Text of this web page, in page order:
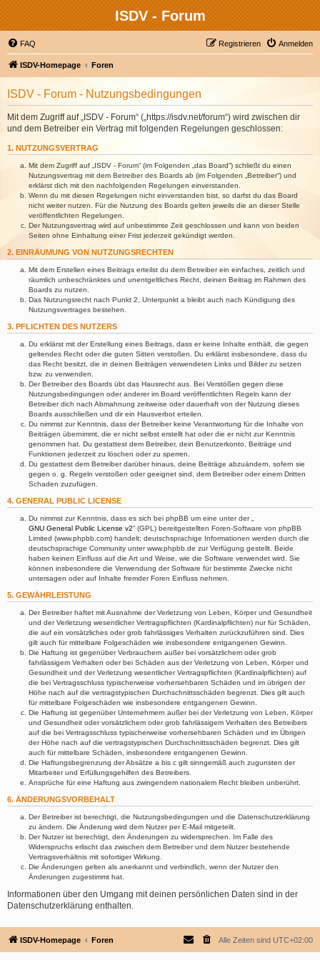
ISDV - Forum
FAQ Anmelden
Registrieren
ISDV-Homepage Foren
ISDV - Forum - Nutzungsbedingungen
Mit dem Zugriff auf „ISDV - Forum“ („https://isdv.net/forum“) wird zwischen dir
und dem Betreiber ein Vertrag mit folgenden Regelungen geschlossen:
1. NUTZUNGSVERTRAG
Mit dem Zugriff auf „ISDV - Forum“ (im Folgenden „das Board“) schließt du einen
Nutzungsvertrag mit dem Betreiber des Boards ab (im Folgenden „Betreiber“) und
erklärst dich mit den nachfolgenden Regelungen einverstanden.
Wenn du mit diesen Regelungen nicht einverstanden bist, so darfst du das Board
nicht weiter nutzen. Für die Nutzung des Boards gelten jeweils die an dieser Stelle
veröffentlichten Regelungen.
Der Nutzungsvertrag wird auf unbestimmte Zeit geschlossen und kann von beiden
Seiten ohne Einhaltung einer Frist jederzeit gekündigt werden.
2. EINRÄUMUNG VON NUTZUNGSRECHTEN
Mit dem Erstellen eines Beitrags erteilst du dem Betreiber ein einfaches, zeitlich und
räumlich unbeschränktes und unentgeltliches Recht, deinen Beitrag im Rahmen des
Boards zu nutzen.
Das Nutzungsrecht nach Punkt 2, Unterpunkt a bleibt auch nach Kündigung des
Nutzungsvertrages bestehen.
3. PFLICHTEN DES NUTZERS
Du erklärst mit der Erstellung eines Beitrags, dass er keine Inhalte enthält, die gegen
geltendes Recht oder die guten Sitten verstoßen. Du erklärst insbesondere, dass du
das Recht besitzt, die in deinen Beiträgen verwendeten Links und Bilder zu setzen
bzw. zu verwenden.
Der Betreiber des Boards übt das Hausrecht aus. Bei Verstößen gegen diese
Nutzungsbedingungen oder anderer im Board veröffentlichten Regeln kann der
Betreiber dich nach Abmahnung zeitweise oder dauerhaft von der Nutzung dieses
Boards ausschließen und dir ein Hausverbot erteilen.
Du nimmst zur Kenntnis, dass der Betreiber keine Verantwortung für die Inhalte von
Beiträgen übernimmt, die er nicht selbst erstellt hat oder die er nicht zur Kenntnis
genommen hat. Du gestattest dem Betreiber, dein Benutzerkonto, Beiträge und
Funktionen jederzeit zu löschen oder zu sperren.
Du gestattest dem Betreiber darüber hinaus, deine Beiträge abzuändern, sofern sie
gegen o. g. Regeln verstoßen oder geeignet sind, dem Betreiber oder einem Dritten
Schaden zuzufügen.
4. GENERAL PUBLIC LICENSE
Du nimmst zur Kenntnis, dass es sich bei phpBB um eine unter der „
GNU General Public License v2“ (GPL) bereitgestellten Foren-Software von phpBB
Limited (www.phpbb.com) handelt; deutschsprachige Informationen werden durch die
deutschsprachige Community unter www.phpbb.de zur Verfügung gestellt. Beide
haben keinen Einfluss auf die Art und Weise, wie die Software verwendet wird. Sie
können insbesondere die Verwendung der Software für bestimmte Zwecke nicht
untersagen oder auf Inhalte fremder Foren Einfluss nehmen.
5. GEWÄHRLEISTUNG
Der Betreiber haftet mit Ausnahme der Verletzung von Leben, Körper und Gesundheit
und der Verletzung wesentlicher Vertragspflichten (Kardinalpflichten) nur für Schäden,
die auf ein vorsätzliches oder grob fahrlässiges Verhalten zurückzuführen sind. Dies
gilt auch für mittelbare Folgeschäden wie insbesondere entgangenen Gewinn.
Die Haftung ist gegenüber Verbrauchern außer bei vorsätzlichem oder grob
fahrlässigem Verhalten oder bei Schäden aus der Verletzung von Leben, Körper und
Gesundheit und der Verletzung wesentlicher Vertragspflichten (Kardinalpflichten) auf
die bei Vertragsschluss typischerweise vorhersehbaren Schäden und im übrigen der
Höhe nach auf die vertragstypischen Durchschnittsschäden begrenzt. Dies gilt auch
für mittelbare Folgeschäden wie insbesondere entgangenen Gewinn.
Die Haftung ist gegenüber Unternehmern außer bei der Verletzung von Leben, Körper
und Gesundheit oder vorsätzlichem oder grob fahrlässigem Verhalten des Betreibers
auf die bei Vertragsschluss typischerweise vorhersehbaren Schäden und im Übrigen
der Höhe nach auf die vertragstypischen Durchschnittsschäden begrenzt. Dies gilt
auch für mittelbare Schäden, insbesondere entgangenen Gewinn.
Die Haftungsbegrenzung der Absätze a bis c gilt sinngemäß auch zugunsten der
Mitarbeiter und Erfüllungsgehilfen des Betreibers.
Ansprüche für eine Haftung aus zwingendem nationalem Recht bleiben unberührt.
6. ÄNDERUNGSVORBEHALT
Der Betreiber ist berechtigt, die Nutzungsbedingungen und die Datenschutzerklärung
zu ändern. Die Änderung wird dem Nutzer per E-Mail mitgeteilt.
Der Nutzer ist berechtigt, den Änderungen zu widersprechen. Im Falle des
Widerspruchs erlischt das zwischen dem Betreiber und dem Nutzer bestehende
Vertragsverhältnis mit sofortiger Wirkung.
Die Änderungen gelten als anerkannt und verbindlich, wenn der Nutzer den
Änderungen zugestimmt hat.
Informationen über den Umgang mit deinen persönlichen Daten sind in der
Datenschutzerklärung enthalten.
ISDV-Homepage Foren Alle Zeiten sind UTC+02:00